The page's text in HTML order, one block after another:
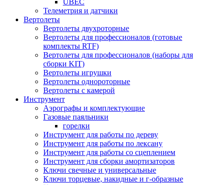
UBEC
Телеметрия и датчики
Вертолеты
Вертолеты двухроторные
Вертолеты для профессионалов (готовые
комплекты RTF)
Вертолеты для профессионалов (наборы для
сборки KIT)
Вертолеты игрушки
Вертолеты однороторные
Вертолеты с камерой
Инструмент
Аэрографы и комплектующие
Газовые паяльники
горелки
Инструмент для работы по дереву
Инструмент для работы по лексану
Инструмент для работы со сцеплением
Инструмент для сборки амортизаторов
Ключи свечные и универсальные
Ключи торцевые, накидные и г-образные